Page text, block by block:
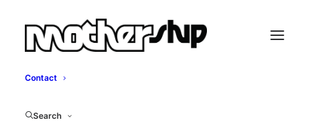
Contact
Search
Stick Up Nieuwegein